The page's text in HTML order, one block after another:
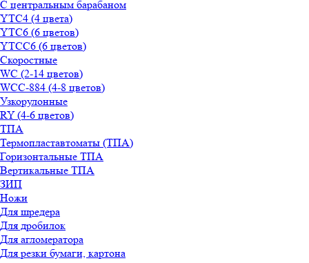
С центральным барабаном
YТС4 (4 цвета)
YТС6 (6 цветов)
YТСC6 (6 цветов)
Скоростные
WС (2-14 цветов)
WСС-884 (4-8 цветов)
Узкорулонные
RY (4-6 цветов)
ТПА
Термопластавтоматы (ТПА)
Горизонтальные ТПА
Вертикальные ТПА
ЗИП
Ножи
Для шредера
Для дробилок
Для агломератора
Для резки бумаги, картона